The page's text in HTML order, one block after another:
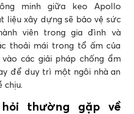
minh giữa keo Apollo
liệu xây dựng sẽ bảo vệ sức
viên trong gia đình và
thoải mái trong tổ ấm của
các giải pháp chống ẩm
để duy trì một ngôi nhà an
chịu.
hỏi thường gặp về